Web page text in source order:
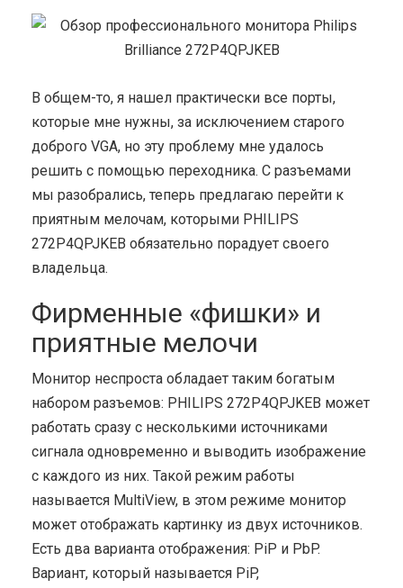
В общем-то, я нашел практически все порты,
которые мне нужны, за исключением старого
доброго VGA, но эту проблему мне удалось
решить с помощью переходника. С разъемами
мы разобрались, теперь предлагаю перейти к
приятным мелочам, которыми PHILIPS
272P4QPJKEB обязательно порадует своего
владельца.
Фирменные «фишки» и
приятные мелочи
Монитор неспроста обладает таким богатым
набором разъемов: PHILIPS 272P4QPJKEB может
работать сразу с несколькими источниками
сигнала одновременно и выводить изображение
с каждого из них. Такой режим работы
называется MultiView, в этом режиме монитор
может отображать картинку из двух источников.
Есть два варианта отображения: PiP и PbP.
Вариант, который называется PiP,